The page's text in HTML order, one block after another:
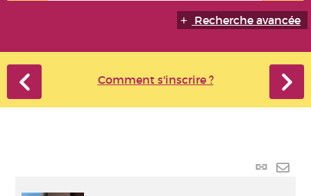
Recherche avancée
Comment s'inscrire ?
Lien